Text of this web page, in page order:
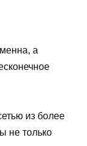
а
из более
не только